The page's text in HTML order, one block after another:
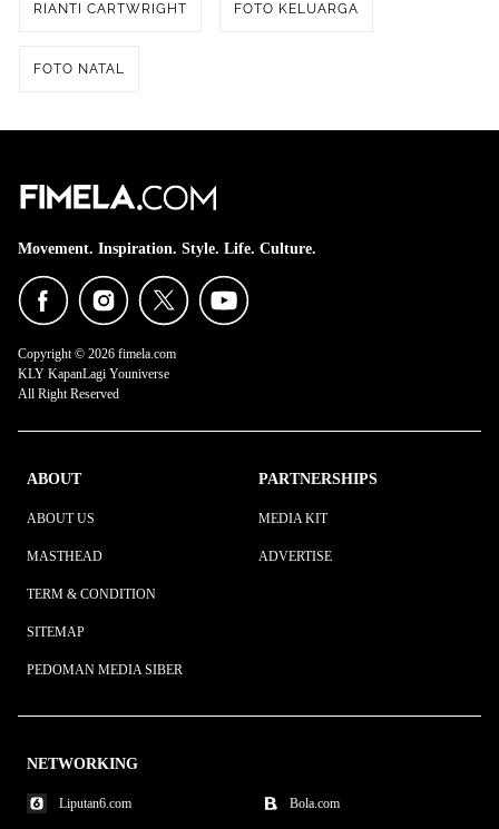
RIANTI CARTWRIGHT FOTO KELUARGA
FOTO NATAL
Movement. Inspiration. Style. Life. Culture.
Copyright © 2026 fimela.com
KLY KapanLagi Youniverse
All Right Reserved
ABOUT
ABOUT US
MASTHEAD
TERM & CONDITION
SITEMAP
PEDOMAN MEDIA SIBER
PARTNERSHIPS
MEDIA KIT
ADVERTISE
NETWORKING
Liputan6.com Bola.com